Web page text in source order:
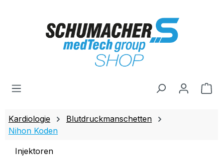
Kardiologie
Blutdruckmanschetten
Nihon Koden
Injektoren